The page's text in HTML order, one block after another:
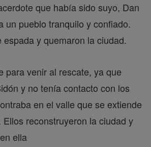
que había sido suyo, Dan
un pueblo tranquilo y confiado.
espada y quemaron la ciudad.
para venir al rescate, ya que
y no tenía contacto con los
en el valle que se extiende
reconstruyeron la ciudad y
ella